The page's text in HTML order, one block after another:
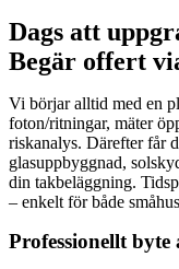
Dags att
Begär offert
Vi börjar alltid med en
foton/ritningar, mäter
riskanalys. Därefter får
glasuppbyggnad,
din takbeläggning.
– enkelt för både
Professionellt